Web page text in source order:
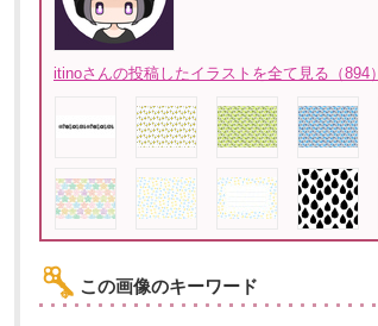
itinoさんの投稿したイラストを全て見る（894）
この画像のキーワード